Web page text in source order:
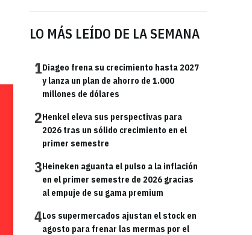
LO MÁS LEÍDO DE LA SEMANA
1Diageo frena su crecimiento hasta 2027
y lanza un plan de ahorro de 1.000
millones de dólares
2Henkel eleva sus perspectivas para
2026 tras un sólido crecimiento en el
primer semestre
3Heineken aguanta el pulso a la inflación
en el primer semestre de 2026 gracias
al empuje de su gama premium
4Los supermercados ajustan el stock en
agosto para frenar las mermas por el